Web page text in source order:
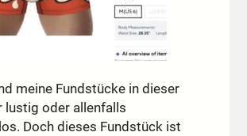
meine Fundstücke in dieser
lustig oder allenfalls
Doch dieses Fundstück ist